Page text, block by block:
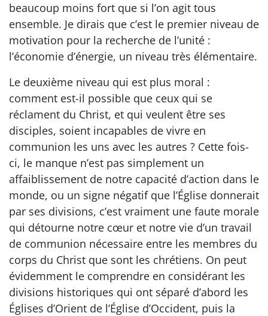
beaucoup moins fort que si l’on agit tous
ensemble. Je dirais que c’est le premier niveau de
motivation pour la recherche de l’unité :
l’économie d’énergie, un niveau très élémentaire.
Le deuxième niveau qui est plus moral :
comment est-il possible que ceux qui se
réclament du Christ, et qui veulent être ses
disciples, soient incapables de vivre en
communion les uns avec les autres ? Cette fois-
ci, le manque n’est pas simplement un
affaiblissement de notre capacité d’action dans le
monde, ou un signe négatif que l’Église donnerait
par ses divisions, c’est vraiment une faute morale
qui détourne notre cœur et notre vie d’un travail
de communion nécessaire entre les membres du
corps du Christ que sont les chrétiens. On peut
évidemment le comprendre en considérant les
divisions historiques qui ont séparé d’abord les
Églises d’Orient de l’Église d’Occident, puis la